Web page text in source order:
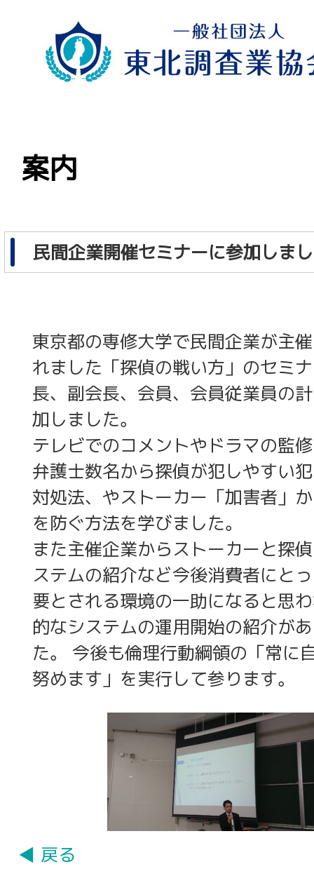
案内
民間企業開催セミナーに参加しま
東京都の専修大学で民間企業が主
れました「探偵の戦い方」のセミ
長、副会長、会員、会員従業員の
加しました。
テレビでのコメントやドラマの監
弁護士数名から探偵が犯しやすい
対処法、やストーカー「加害者」
を防ぐ方法を学びました。
また主催企業からストーカーと探
ステムの紹介など今後消費者にと
要とされる環境の一助になると思
的なシステムの運用開始の紹介が
た。 今後も倫理行動綱領の「常に
努めます」を実行して参ります。
◀ 戻る